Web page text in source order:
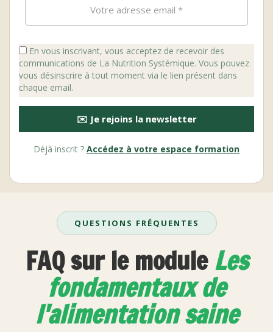
En vous inscrivant, vous acceptez de recevoir des
communications de La Nutrition Systémique. Vous pouvez
vous désinscrire à tout moment via le lien présent dans
chaque email.
✉️ Je rejoins la newsletter
Déjà inscrit ? Accédez à votre espace formation
QUESTIONS FRÉQUENTES
FAQ sur le moduleLes
fondamentaux de
l'alimentation saine